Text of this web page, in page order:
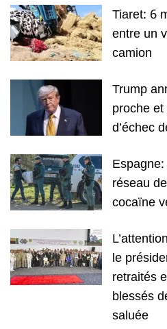
Tiaret: 6
entre un
camion
Trump
proche
d’échec
réseau
cocaïne
le
retraités
blessés
saluée